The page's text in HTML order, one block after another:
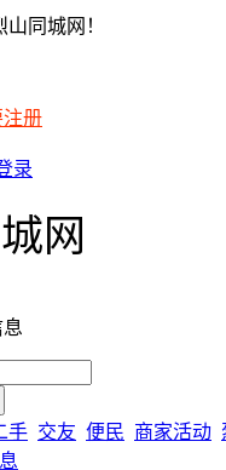
同城网！
册
录
网
手 交友 便民 商家活动